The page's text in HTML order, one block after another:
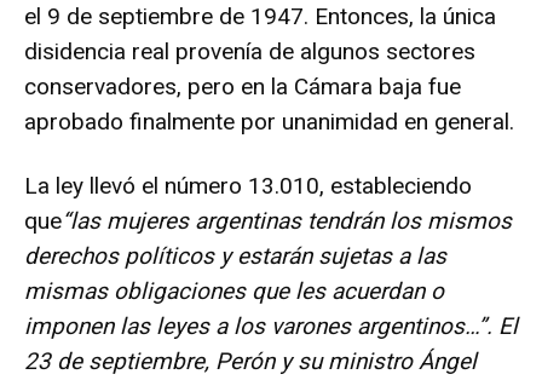
el 9 de septiembre de 1947. Entonces, la única
disidencia real provenía de algunos sectores
conservadores, pero en la Cámara baja fue
aprobado finalmente por unanimidad en general.
La ley llevó el número 13.010, estableciendo
que“las mujeres argentinas tendrán los mismos
derechos políticos y estarán sujetas a las
mismas obligaciones que les acuerdan o
imponen las leyes a los varones argentinos…”. El
23 de septiembre, Perón y su ministro Ángel